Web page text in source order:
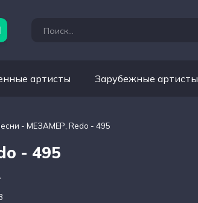
артисты Зарубежные артисты
- МЕЗАМЕР, Redo - 495
- 495